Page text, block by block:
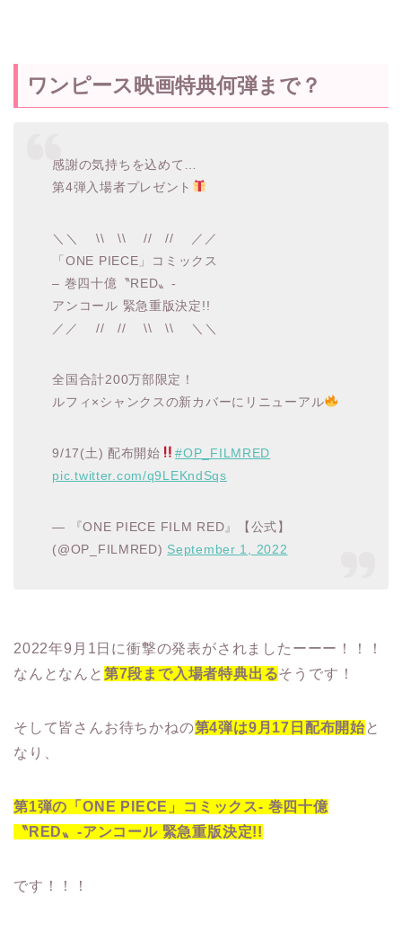
ワンピース映画特典何弾まで？
感謝の気持ちを込めて…
第4弾入場者プレゼント
＼＼ \\ \\ // // ／／
「ONE PIECE」コミックス
– 巻四十億〝RED〟-
アンコール 緊急重版決定!!
／／ // // \\ \\ ＼＼
全国合計200万部限定！
ルフィ×シャンクスの新カバーにリニューアル
9/17(土) 配布開始
#OP_FILMRED
pic.twitter.com/q9LEKndSqs
— 『ONE PIECE FILM RED』【公式】
(@OP_FILMRED) September 1, 2022
2022年9月1日に衝撃の発表がされましたーーー！！！
なんとなんと 第7段まで入場者特典出るそうです！
そして皆さんお待ちかねの第4弾は9月17日配布開始 と
なり、
第1弾の「ONE PIECE」コミックス- 巻四十億
〝RED〟-アンコール 緊急重版決定!!
です！！！